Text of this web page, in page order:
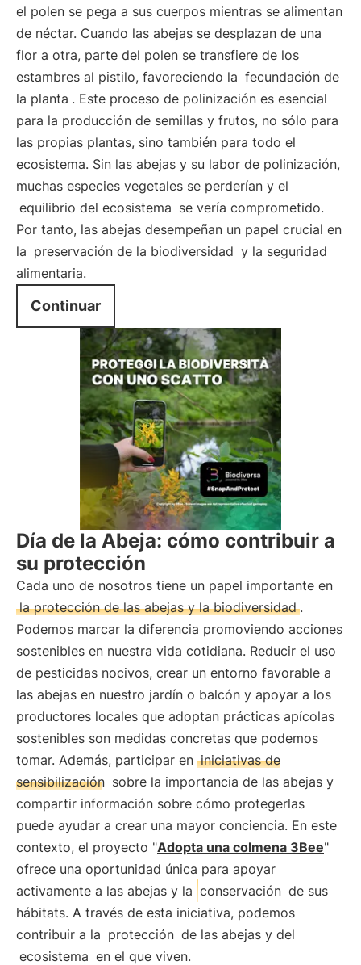
el polen se pega a sus cuerpos mientras se alimentan
de néctar. Cuando las abejas se desplazan de una
flor a otra, parte del polen se transfiere de los
estambres al pistilo, favoreciendo la fecundación de
la planta . Este proceso de polinización es esencial
para la producción de semillas y frutos, no sólo para
las propias plantas, sino también para todo el
ecosistema. Sin las abejas y su labor de polinización,
muchas especies vegetales se perderían y el
equilibrio del ecosistema se vería comprometido.
Por tanto, las abejas desempeñan un papel crucial en
la preservación de la biodiversidad y la seguridad
alimentaria.
Continuar
Día de la Abeja: cómo contribuir a
su protección
Cada uno de nosotros tiene un papel importante en
la protección de las abejas y la biodiversidad .
Podemos marcar la diferencia promoviendo acciones
sostenibles en nuestra vida cotidiana. Reducir el uso
de pesticidas nocivos, crear un entorno favorable a
las abejas en nuestro jardín o balcón y apoyar a los
productores locales que adoptan prácticas apícolas
sostenibles son medidas concretas que podemos
tomar. Además, participar en iniciativas de
sensibilización sobre la importancia de las abejas y
compartir información sobre cómo protegerlas
puede ayudar a crear una mayor conciencia. En este
contexto, el proyecto "Adopta una colmena 3Bee"
ofrece una oportunidad única para apoyar
activamente a las abejas y la conservación de sus
hábitats. A través de esta iniciativa, podemos
contribuir a la protección de las abejas y del
ecosistema en el que viven.